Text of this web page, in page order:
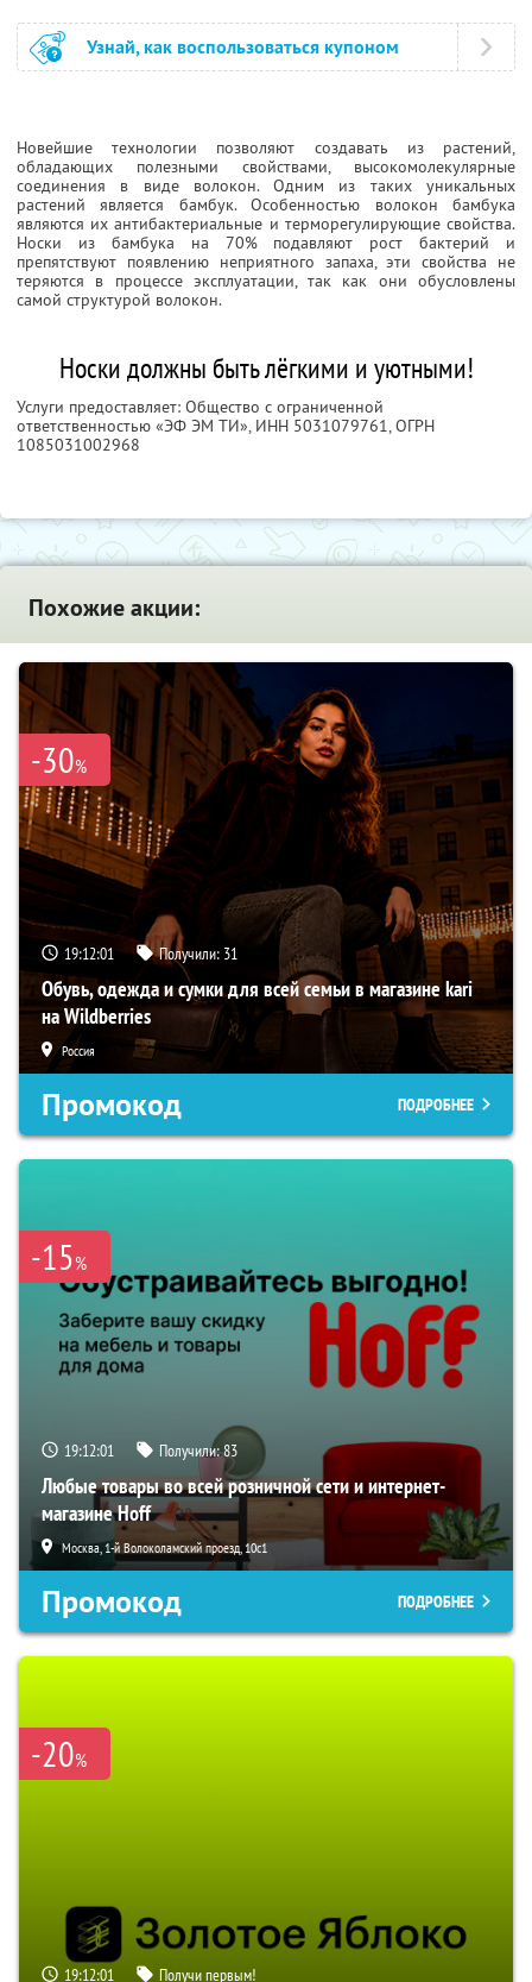
Узнай, как воспользоваться купоном
Новейшие технологии позволяют создавать из растений,
обладающих полезными свойствами, высокомолекулярные
соединения в виде волокон. Одним из таких уникальных
растений является бамбук. Особенностью волокон бамбука
являются их антибактериальные и терморегулирующие свойства.
Носки из бамбука на 70% подавляют рост бактерий и
препятствуют появлению неприятного запаха, эти свойства не
теряются в процессе эксплуатации, так как они обусловлены
самой структурой волокон.
Носки должны быть лёгкими и уютными!
Услуги предоставляет: Общество с ограниченной
ответственностью «ЭФ ЭМ ТИ», ИНН 5031079761, ОГРН
1085031002968
Похожие акции:
-30%
19:12:01 Получили: 31
Обувь, одежда и сумки для всей семьи в магазине kari
на Wildberries
Россия
Промокод ПОДРОБНЕЕ
-15%
19:12:01 Получили:83
Любые товары во всей розничной сети и интернет-
магазине Hoff
Москва, 1-й Волоколамский проезд, 10с1
Промокод ПОДРОБНЕЕ
-20%
19:12:01 Получи первым!